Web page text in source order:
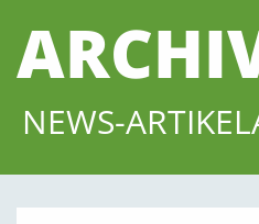
NEWS-